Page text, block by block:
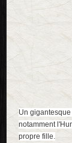
Un
notamment
propre fille.